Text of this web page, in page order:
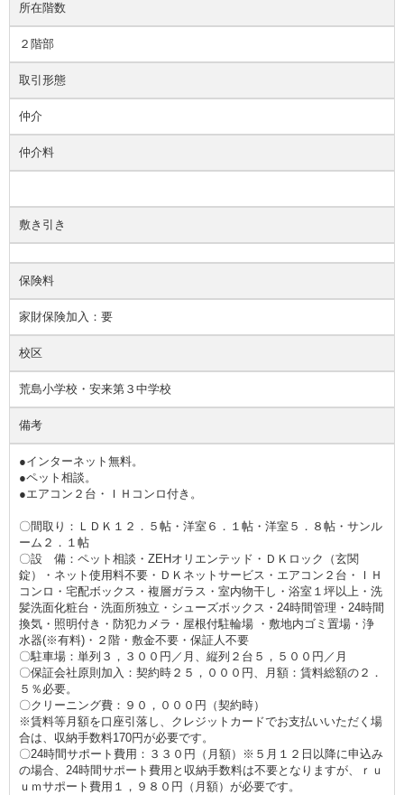
所在階数
２階部
取引形態
仲介
仲介料
敷き引き
保険料
家財保険加入：要
校区
荒島小学校・安来第３中学校
備考
●インターネット無料。
●ペット相談。
●エアコン２台・ＩＨコンロ付き。
〇間取り：ＬＤＫ１２．５帖・洋室６．１帖・洋室５．８帖・サンル
ーム２．１帖
〇設 備：ペット相談・ZEHオリエンテッド・ＤＫロック（玄関
錠）・ネット使用料不要・ＤＫネットサービス・エアコン２台・ＩＨ
コンロ・宅配ボックス・複層ガラス・室内物干し・浴室１坪以上・洗
髪洗面化粧台・洗面所独立・シューズボックス・24時間管理・24時間
換気・照明付き・防犯カメラ・屋根付駐輪場 ・敷地内ゴミ置場・浄
水器(※有料)・２階・敷金不要・保証人不要
〇駐車場：単列３，３００円／月、縦列２台５，５００円／月
〇保証会社原則加入：契約時２５，０００円、月額：賃料総額の２．
５％必要。
〇クリーニング費：９０，０００円（契約時）
※賃料等月額を口座引落し、クレジットカードでお支払いいただく場
合は、収納手数料170円が必要です。
〇24時間サポート費用：３３０円（月額）※５月１２日以降に申込み
の場合、24時間サポート費用と収納手数料は不要となりますが、ｒｕ
ｕｍサポート費用１，９８０円（月額）が必要です。